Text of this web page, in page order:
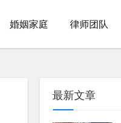
婚姻家庭 律师团队
最新文章